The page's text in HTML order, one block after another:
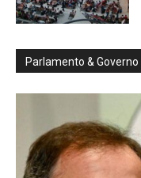
Parlamento & Governo